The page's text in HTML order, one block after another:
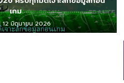
เกม
12 มิถุนายน 2026